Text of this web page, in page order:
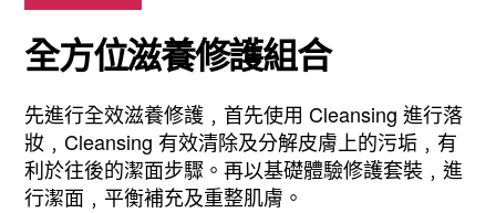
全方位滋養修護組合
先進行全效滋養修護﹐首先使用 Cleansing 進行落
妝﹐Cleansing 有效清除及分解皮膚上的污垢﹐有
利於往後的潔面步驟。再以基礎體驗修護套裝﹐進
行潔面﹐平衡補充及重整肌膚。